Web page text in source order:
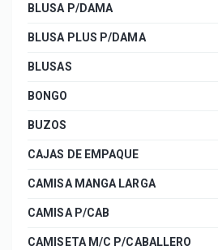
BLUSA P/DAMA
BLUSA PLUS P/DAMA
BLUSAS
BONGO
BUZOS
CAJAS DE EMPAQUE
CAMISA MANGA LARGA
CAMISA P/CAB
CAMISETA M/C P/CABALLERO